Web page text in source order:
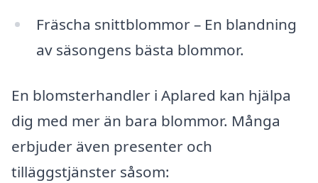
Fräscha snittblommor – En blandning
av säsongens bästa blommor.
En blomsterhandler i Aplared kan hjälpa
dig med mer än bara blommor. Många
erbjuder även presenter och
tilläggstjänster såsom: